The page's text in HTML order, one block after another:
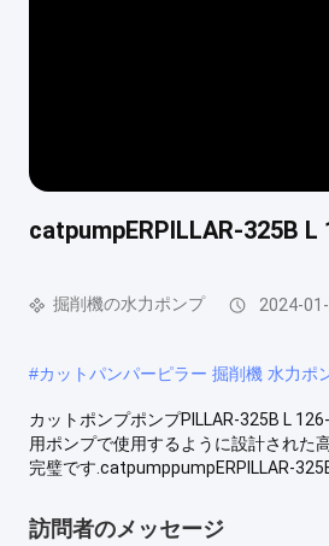
catpumpERPILLAR-325B
掘削機の水力ポンプ 2024-
#カットパンパーピラー 掘削機 水力ポ
カットポンプポンプPILLAR-325B L
用ポンプで使用するように設計された
完璧です.catpumppumpERPILLAR-
訪問者のメッセージ